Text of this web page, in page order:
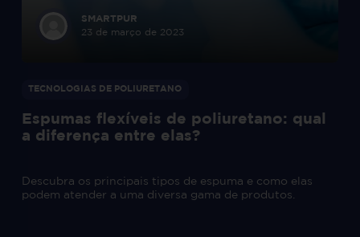
SMARTPUR
23 de março de 2023
TECNOLOGIAS DE POLIURETANO
Espumas flexíveis de poliuretano: qual
a diferença entre elas?
Descubra os principais tipos de espuma e como elas
podem atender a uma diversa gama de produtos.